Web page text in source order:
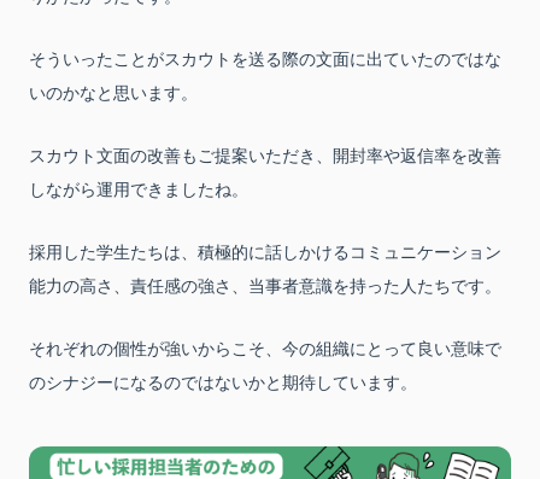
そういったことがスカウトを送る際の文面に出ていたのではな
いのかなと思います。
スカウト文面の改善もご提案いただき、開封率や返信率を改善
しながら運用できましたね。
採用した学生たちは、積極的に話しかけるコミュニケーション
能力の高さ、責任感の強さ、当事者意識を持った人たちです。
それぞれの個性が強いからこそ、今の組織にとって良い意味で
のシナジーになるのではないかと期待しています。